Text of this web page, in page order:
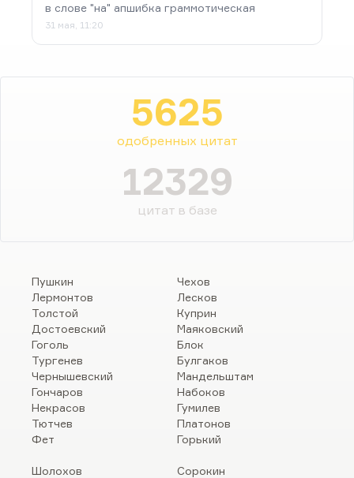
в слове "на" апшибка граммотическая
31 мая, 11:20
5625
одобренных цитат
12329
цитат в базе
Пушкин
Лермонтов
Толстой
Достоевский
Гоголь
Тургенев
Чернышевский
Гончаров
Некрасов
Тютчев
Фет
Чехов
Лесков
Куприн
Маяковский
Блок
Булгаков
Мандельштам
Набоков
Гумилев
Платонов
Горький
Шолохов
Сорокин